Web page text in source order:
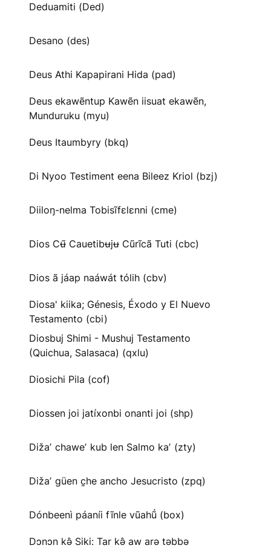
Deduamiti (Ded)
Desano (des)
Deus Athi Kapapirani Hida (pad)
Deus ekawẽntup Kawẽn iisuat ekawẽn,
Munduruku (myu)
Deus Itaumbyry (bkq)
Di Nyoo Testiment eena Bileez Kriol (bzj)
Diiloŋ-nelma Tobisĩfɛlɛnni (cme)
Dios Cʉ̃ Cauetibʉjʉ Cũrĩcã Tuti (cbc)
Dios ã jáap naáwát tólih (cbv)
Diosa' kiika; Génesis, Éxodo y El Nuevo
Testamento (cbi)
Diosbuj Shimi - Mushuj Testamento
(Quichua, Salasaca) (qxlu)
Diosichi Pila (cof)
Diossen joi jatíxonbi onanti joi (shp)
Dižaʼ chaweʼ kub len Salmo kaʼ (zty)
Dižaʼ güen c̱he ancho Jesucristo (zpq)
Dónbeenì páaníi fĩnle vũahṹ (box)
Dɔnɔn kə̂ Siki: Tar kə̂ aw arə təbbə